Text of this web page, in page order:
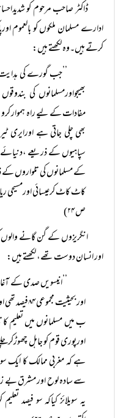
ڈاکٹر صاحب مرحوم کو
ادارے مسلمان ملکوں کو بالعموم
کرتے ہیں۔وہ لکھتے ہیں:
’’جب گورے کی
بھیجواورمسلمانوں کی
مفادات کے لیے راہ ہموار کرو
بھی چلی جاتی ہے اورایری
سپاہیوں کے ذریعے
کے مسلمانوں کی تلواروں کے
کاٹ کاٹ کرعیسائی اورمسیحی
ص ۲۴)
انگریزوں کے گن گانے
اور انسان دوست تھے، لکھتے ہیں:
’’انیسویں صدی کے
اورپوری قوم کو جاہل
ہے کہ مغربی ممالک کا
سے سادہ لوح اور مشرق بے زار
یہ سویلائز کیاکہ سو فیصد